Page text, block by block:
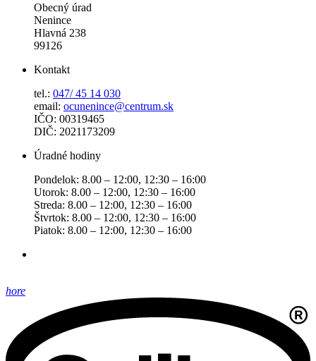
Obecný úrad
Nenince
Hlavná 238
99126
Kontakt
tel.: 047/ 45 14 030
email: ocunenince@centrum.sk
IČO: 00319465
DIČ: 2021173209
Úradné hodiny
Pondelok: 8.00 – 12:00, 12:30 – 16:00
Utorok: 8.00 – 12:00, 12:30 – 16:00
Streda: 8.00 – 12:00, 12:30 – 16:00
Štvrtok: 8.00 – 12:00, 12:30 – 16:00
Piatok: 8.00 – 12:00, 12:30 – 16:00
hore